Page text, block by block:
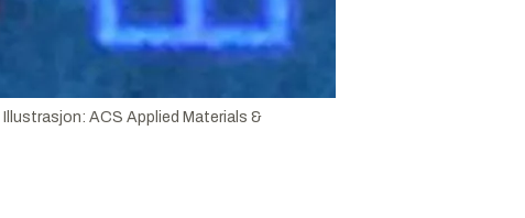
Illustrasjon: ACS Applied Materials &